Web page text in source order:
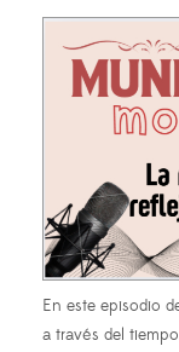
En este episodio
a través del